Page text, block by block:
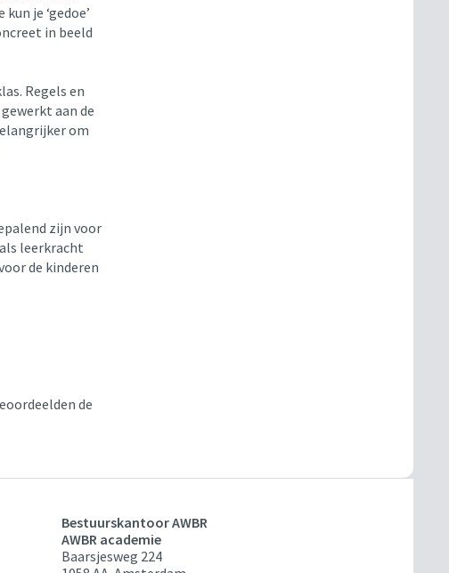
je ‘gedoe’
in beeld
Regels en
aan de
om
zijn voor
leerkracht
de kinderen
de
Bestuurskantoor AWBR
AWBR academie
Baarsjesweg 224